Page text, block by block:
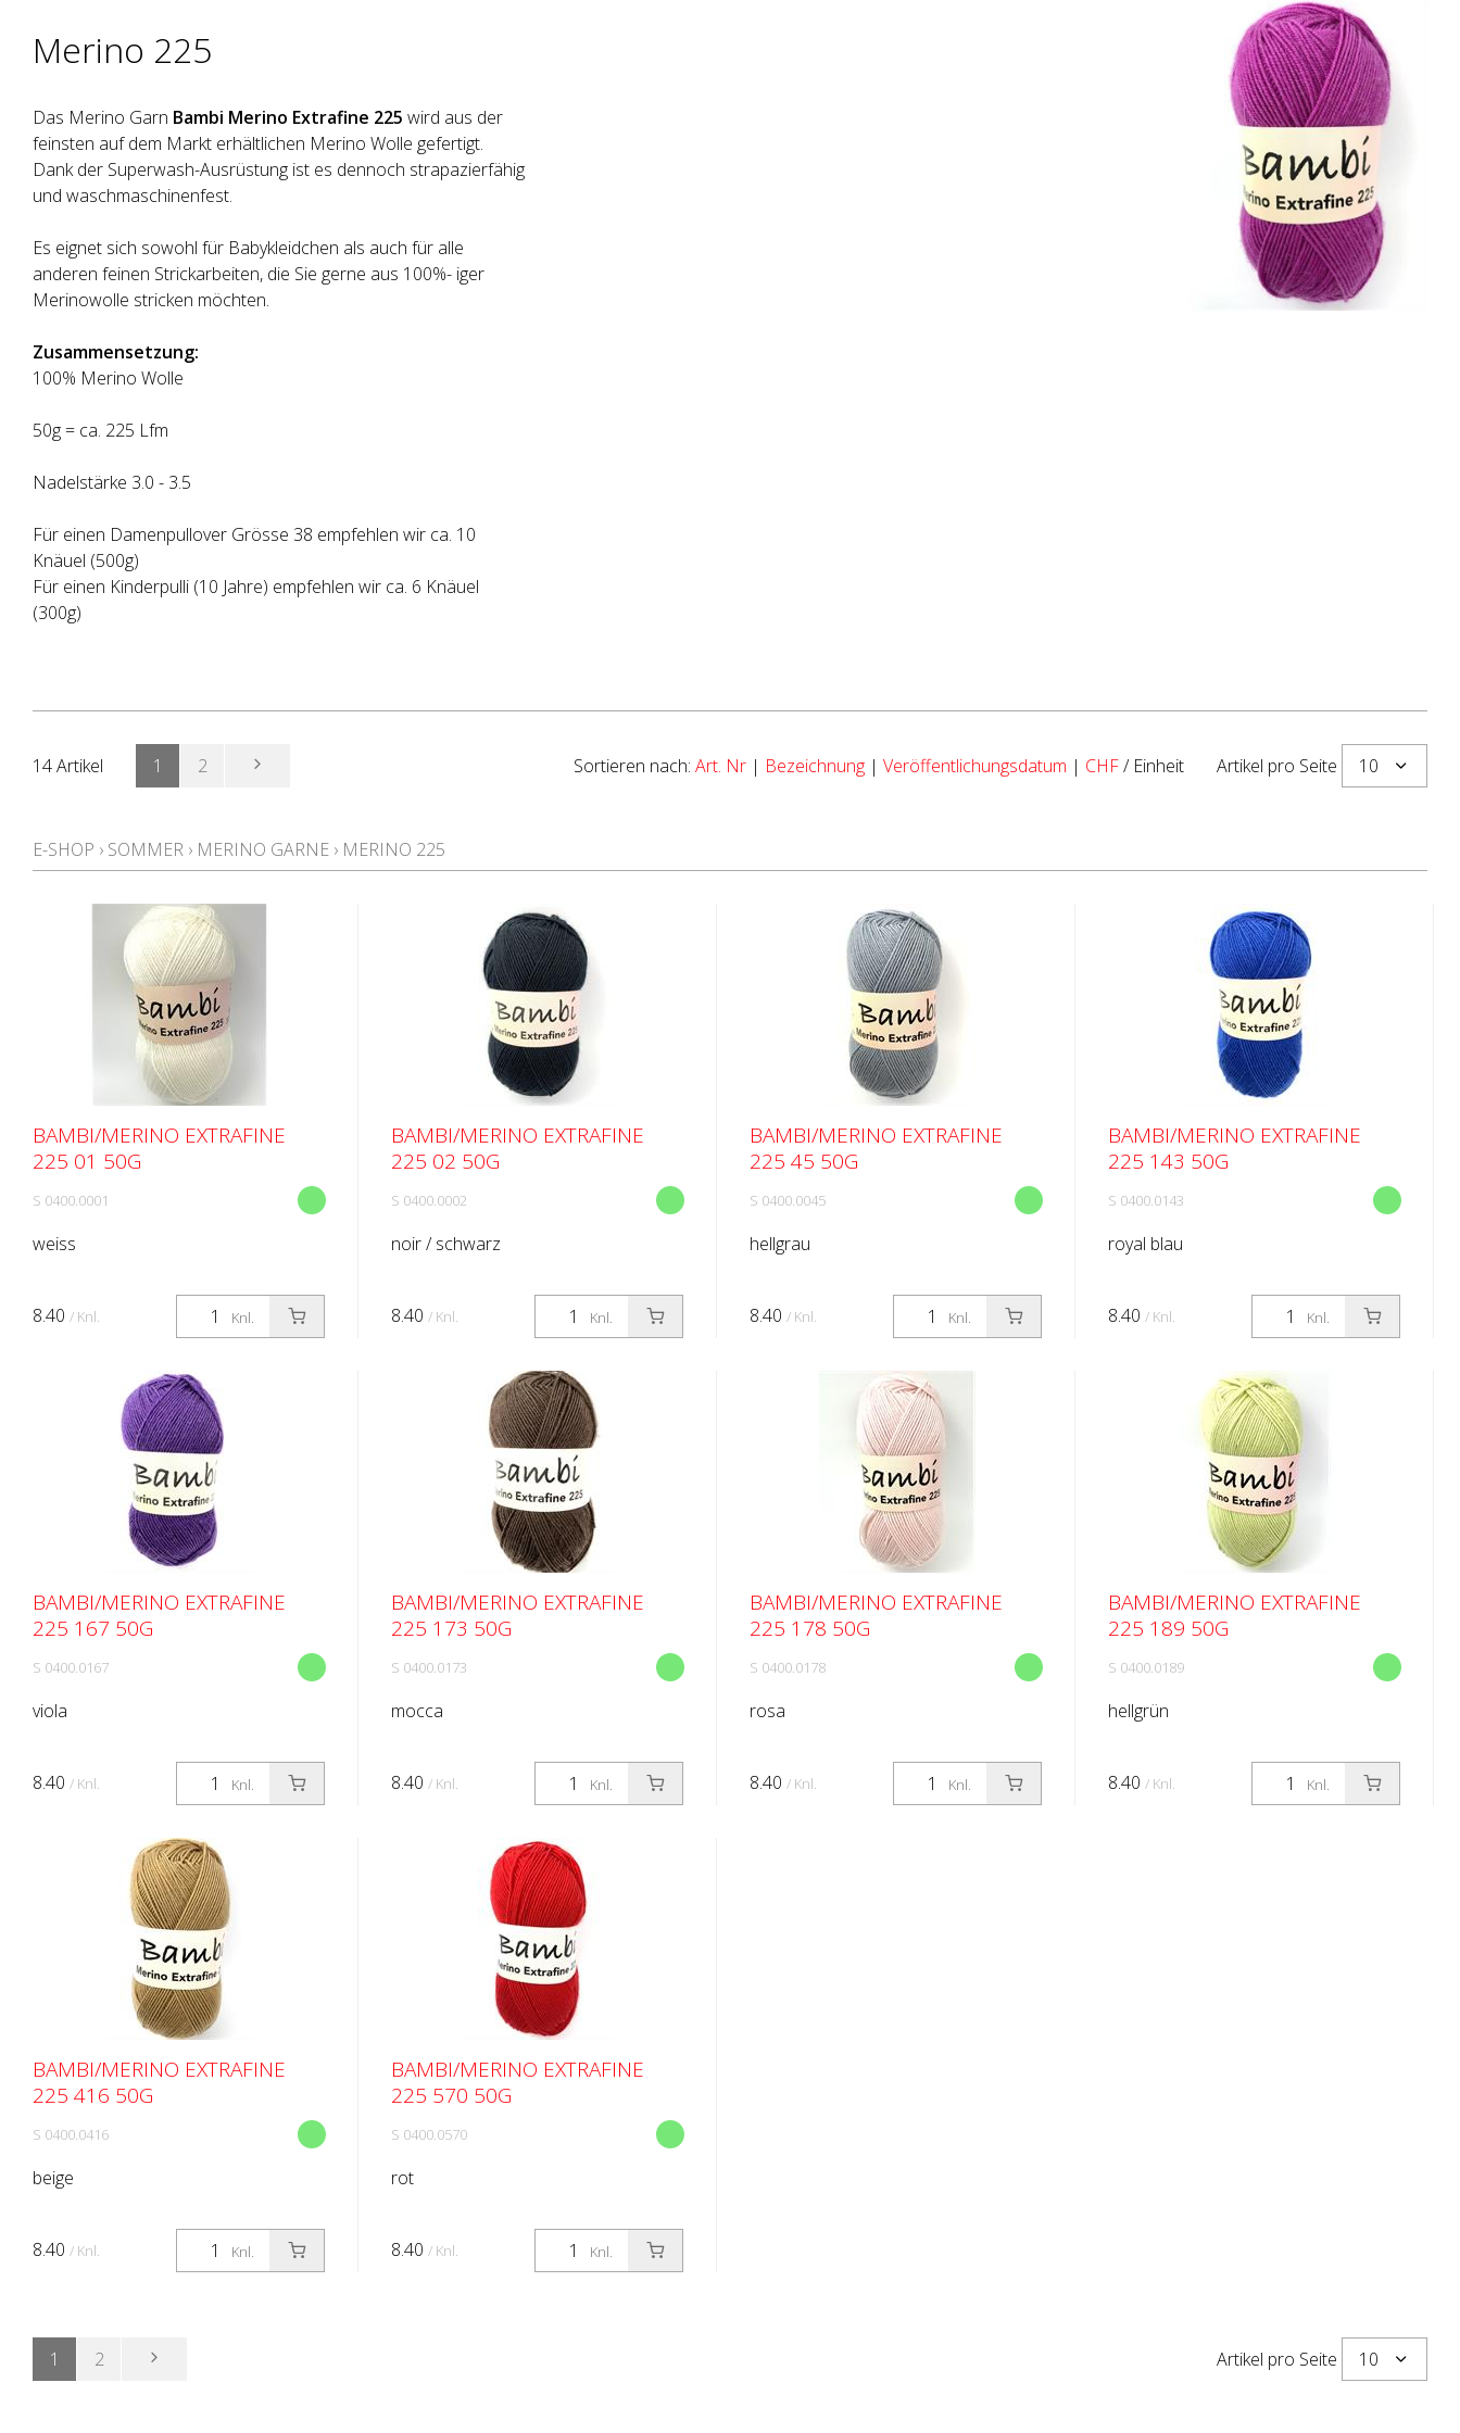
Merino 225
Das Merino Garn Bambi Merino Extrafine 225 wird aus der
feinsten auf dem Markt erhältlichen Merino Wolle gefertigt.
Dank der Superwash-Ausrüstung ist es dennoch strapazierfähig
und waschmaschinenfest.
Es eignet sich sowohl für Babykleidchen als auch für alle
anderen feinen Strickarbeiten, die Sie gerne aus 100%- iger
Merinowolle stricken möchten.
Zusammensetzung:
100% Merino Wolle
50g = ca. 225 Lfm
Nadelstärke 3.0 - 3.5
Für einen Damenpullover Grösse 38 empfehlen wir ca. 10
Knäuel (500g)
Für einen Kinderpulli (10 Jahre) empfehlen wir ca. 6 Knäuel
(300g)
Artikel pro Seite 10
Sortieren nach: Art. Nr | Bezeichnung | Veröffentlichungsdatum | CHF/ Einheit
14 Artikel 1 2
E-SHOP › SOMMER › MERINO GARNE › MERINO 225
BAMBI/MERINO EXTRAFINE
225 01 50G
S 0400.0001
weiss
Knl.
8.40 / Knl.
BAMBI/MERINO EXTRAFINE
225 02 50G
S 0400.0002
noir / schwarz
Knl.
8.40 / Knl.
BAMBI/MERINO EXTRAFINE
225 45 50G
S 0400.0045
hellgrau
Knl.
8.40 / Knl.
BAMBI/MERINO EXTRAFINE
225 143 50G
S 0400.0143
royal blau
Knl.
8.40 / Knl.
BAMBI/MERINO EXTRAFINE
225 167 50G
S 0400.0167
viola
Knl.
8.40 / Knl.
BAMBI/MERINO EXTRAFINE
225 173 50G
S 0400.0173
mocca
Knl.
8.40 / Knl.
BAMBI/MERINO EXTRAFINE
225 178 50G
S 0400.0178
rosa
Knl.
8.40 / Knl.
BAMBI/MERINO EXTRAFINE
225 189 50G
S 0400.0189
hellgrün
Knl.
8.40 / Knl.
BAMBI/MERINO EXTRAFINE
225 416 50G
S 0400.0416
beige
Knl.
8.40 / Knl.
BAMBI/MERINO EXTRAFINE
225 570 50G
S 0400.0570
rot
Knl.
8.40 / Knl.
Artikel pro Seite 10
1 2